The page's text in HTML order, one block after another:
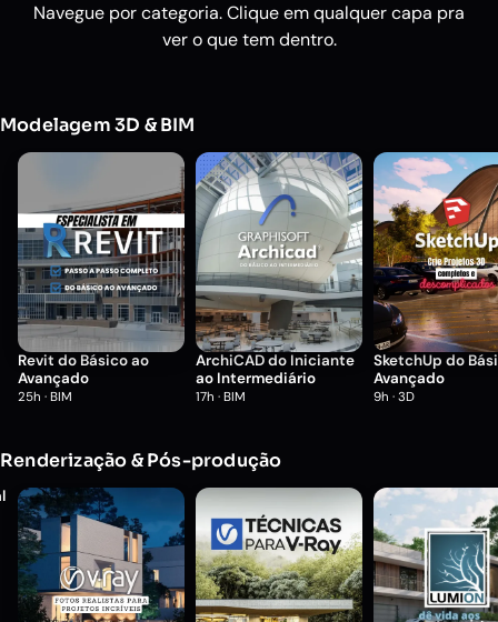
Navegue por categoria. Clique em qualquer capa pra
ver o que tem dentro.
Modelagem 3D & BIM
Revit do Básico ao
Avançado
25h · BIM
ArchiCAD do Iniciante
ao Intermediário
17h · BIM
SketchUp do
Avançado
9h · 3D
Renderização & Pós-produção